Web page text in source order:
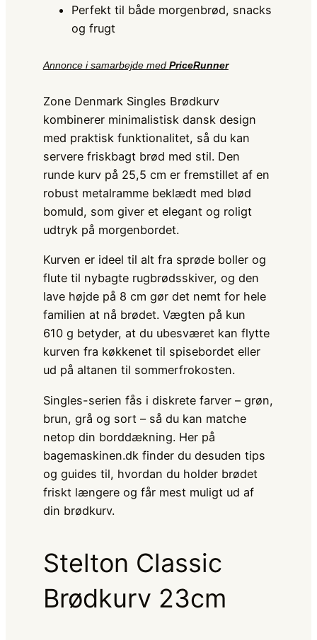
Perfekt til både morgenbrød, snacks
og frugt
Annonce i samarbejde med PriceRunner
Zone Denmark Singles Brødkurv
kombinerer minimalistisk dansk design
med praktisk funktionalitet, så du kan
servere friskbagt brød med stil. Den
runde kurv på 25,5 cm er fremstillet af en
robust metalramme beklædt med blød
bomuld, som giver et elegant og roligt
udtryk på morgenbordet.
Kurven er ideel til alt fra sprøde boller og
flute til nybagte rugbrødsskiver, og den
lave højde på 8 cm gør det nemt for hele
familien at nå brødet. Vægten på kun
610 g betyder, at du ubesværet kan flytte
kurven fra køkkenet til spisebordet eller
ud på altanen til sommerfrokosten.
Singles-serien fås i diskrete farver – grøn,
brun, grå og sort – så du kan matche
netop din borddækning. Her på
bagemaskinen.dk finder du desuden tips
og guides til, hvordan du holder brødet
friskt længere og får mest muligt ud af
din brødkurv.
Stelton Classic
Brødkurv 23cm